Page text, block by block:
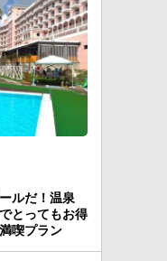
ルだ！温泉
とってもお得
喫プラン